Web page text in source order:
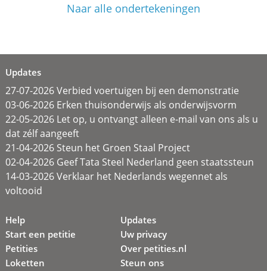
Naar alle ondertekeningen
Updates
27-07-2026 Verbied voertuigen bij een demonstratie
03-06-2026 Erken thuisonderwijs als onderwijsvorm
22-05-2026 Let op, u ontvangt alleen e-mail van ons als u
dat zélf aangeeft
21-04-2026 Steun het Groen Staal Project
02-04-2026 Geef Tata Steel Nederland geen staatssteun
14-03-2026 Verklaar het Nederlands wegennet als
voltooid
Help
Start een petitie
Petities
Loketten
Updates
Uw privacy
Over petities.nl
Steun ons